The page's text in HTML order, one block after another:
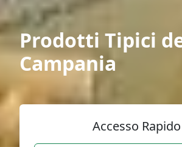
Prodotti Tipici
Campania
Accesso Rapido